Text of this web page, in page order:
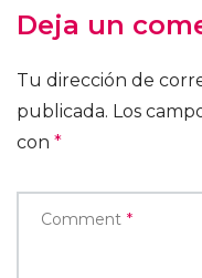
Deja un
Tu dirección de
publicada. Los
con *
Comment *